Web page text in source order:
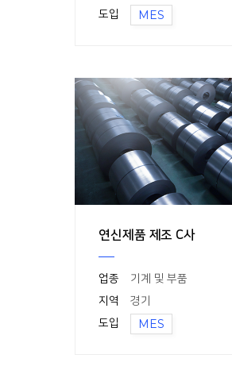
도입
MES
연신제품 제조 C사
업종
기계 및 부품
지역
경기
도입
MES